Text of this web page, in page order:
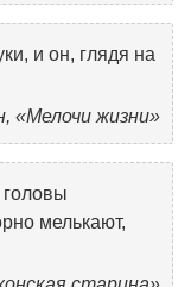
и он, глядя на
«Мелочи жизни»
головы
мелькают,